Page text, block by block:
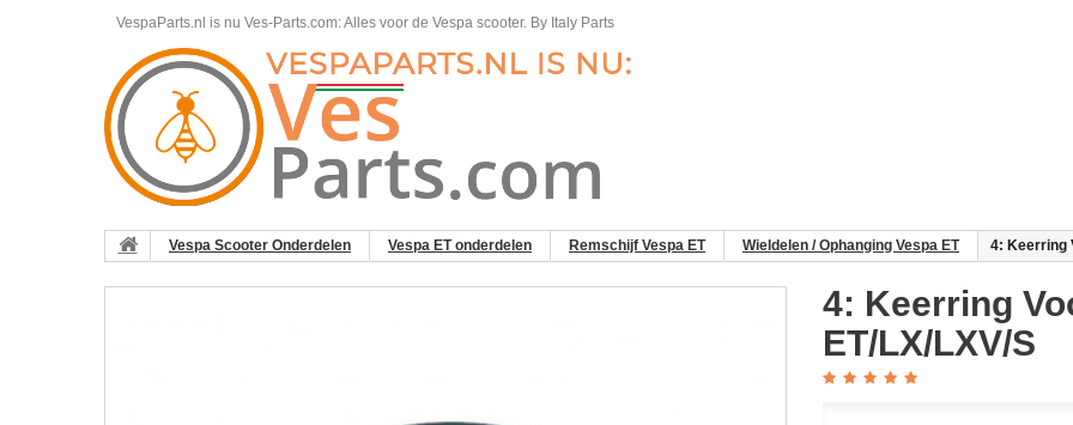
VespaParts.nl is nu Ves-Parts.com: Alles voor de Vespa scooter. By Italy Parts
Vespa Scooter Onderdelen Vespa ET onderdelen Remschijf Vespa ET Wieldelen / Ophanging Vespa ET 4: Keerring
4: Keerring
ET/LX/LXV/S